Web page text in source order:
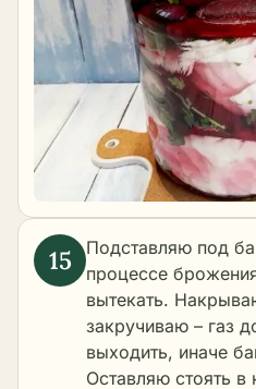
Подставляю под
процессе
вытекать.
закручиваю – газ
выходить, иначе
Оставляю стоять в